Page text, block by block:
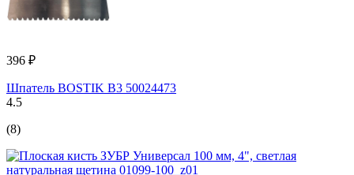
396 ₽
Шпатель BOSTIK В3 50024473
4.5
(8)